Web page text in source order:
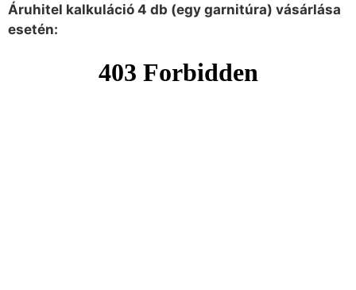
Áruhitel kalkuláció 4 db (egy garnitúra) vásárlása
esetén: